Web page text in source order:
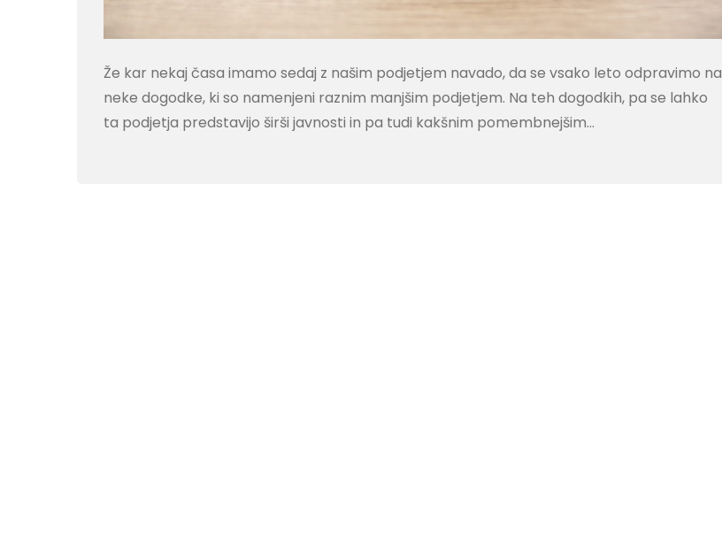
Že kar nekaj časa imamo sedaj z našim podjetjem navado, da se vsako leto odpravimo na
neke dogodke, ki so namenjeni raznim manjšim podjetjem. Na teh dogodkih, pa se lahko
ta podjetja predstavijo širši javnosti in pa tudi kakšnim pomembnejšim…